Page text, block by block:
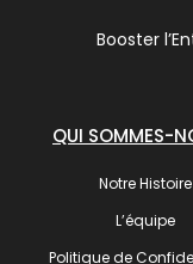
Booster
QUI SOMMES-
Notre Histoire
L’équipe
Politique de